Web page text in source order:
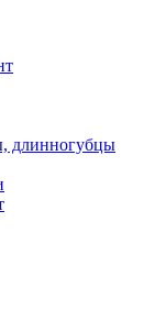
длинногубцы